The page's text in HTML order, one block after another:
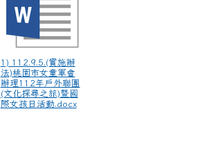
1) 112.9.5.(實施辦
法)桃園市女童軍會
辦理112年戶外聯團
(文化探尋之旅)暨國
際女孩日活動.docx